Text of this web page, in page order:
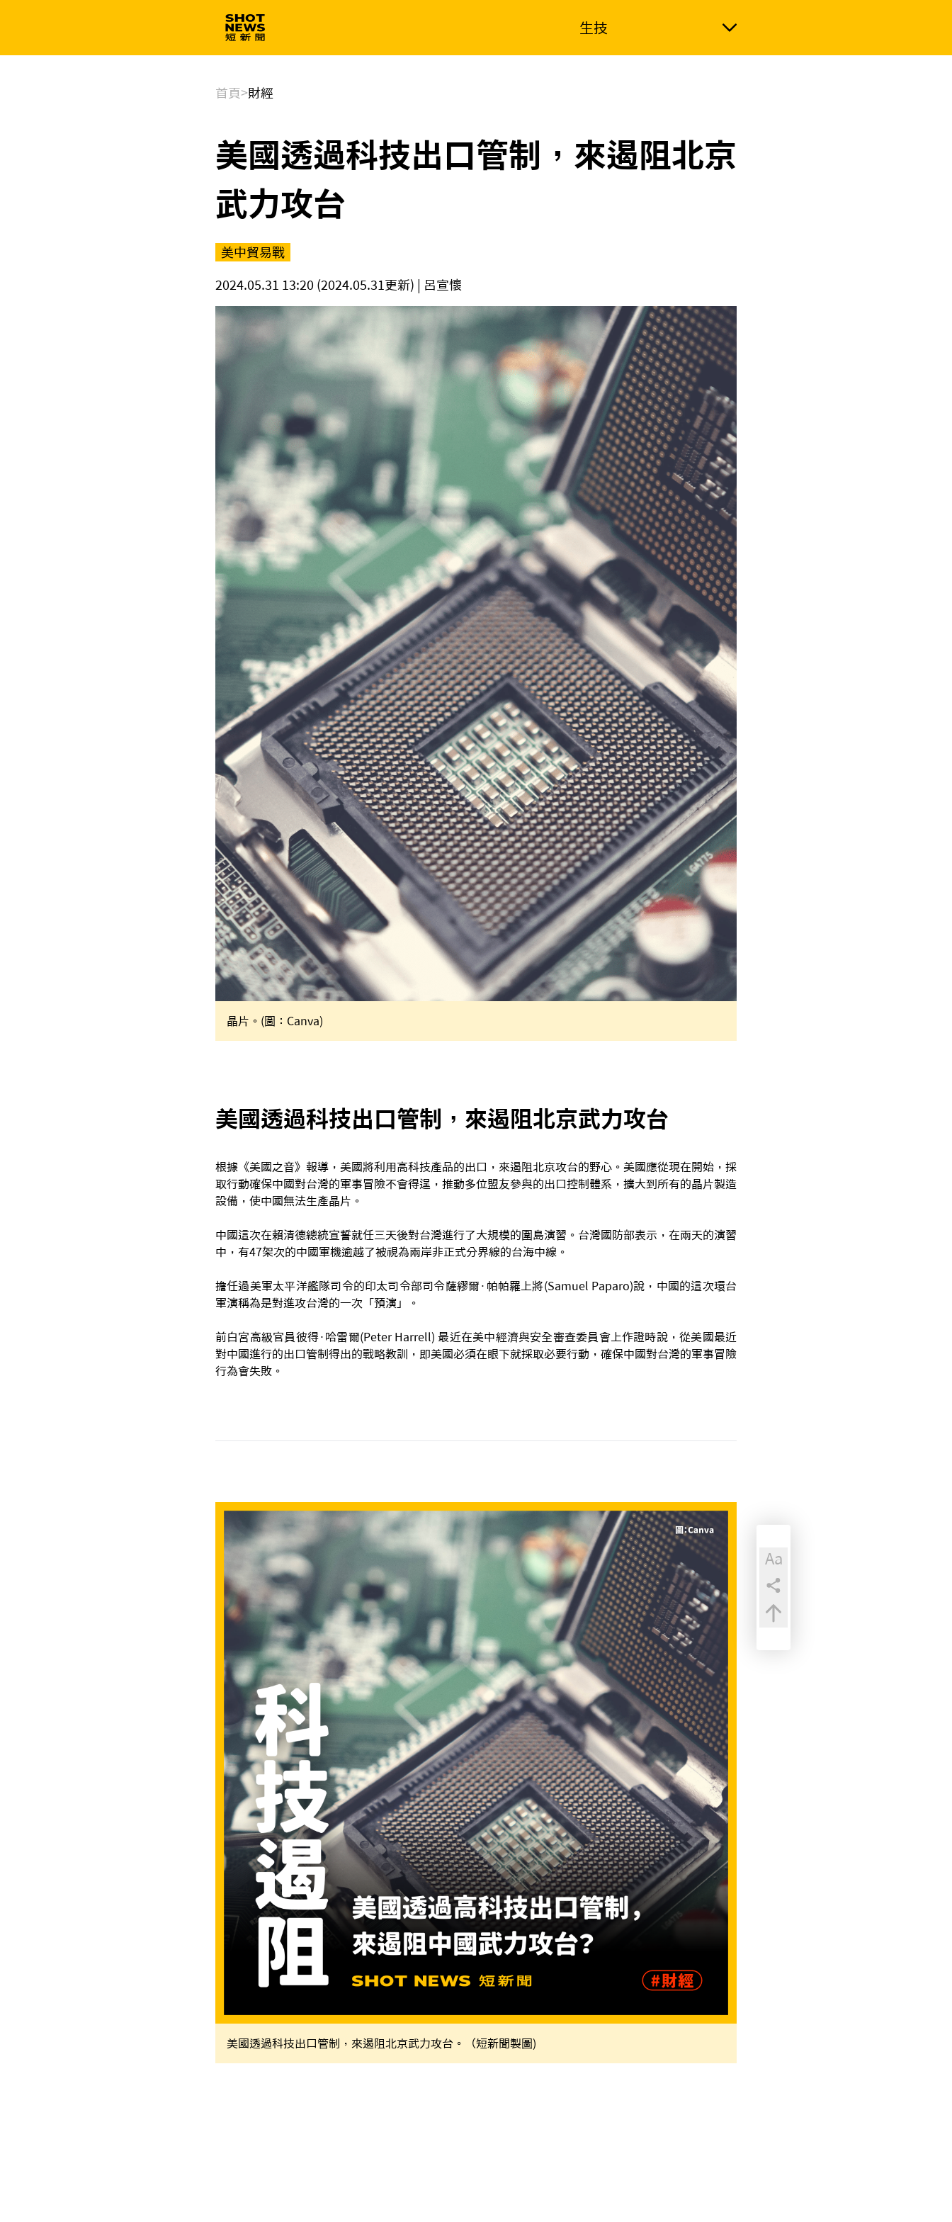
生技
首頁>財經
美國透過科技出口管制，來遏阻北京
武力攻台
美中貿易戰
2024.05.31 13:20 (2024.05.31更新) | 呂宣懷
晶片。(圖：Canva)
美國透過科技出口管制，來遏阻北京武力攻台
根據《美國之音》報導，美國將利用高科技產品的出口，來遏阻北京攻台的野心。美國應從現在開始，採
取行動確保中國對台灣的軍事冒險不會得逞，推動多位盟友參與的出口控制體系，擴大到所有的晶片製造
設備，使中國無法生產晶片。
中國這次在賴清德總統宣誓就任三天後對台灣進行了大規模的圍島演習。台灣國防部表示，在兩天的演習
中，有47架次的中國軍機逾越了被視為兩岸非正式分界線的台海中線。
擔任過美軍太平洋艦隊司令的印太司令部司令薩繆爾·帕帕羅上將(Samuel Paparo)說，中國的這次環台
軍演稱為是對進攻台灣的一次「預演」。
前白宮高級官員彼得·哈雷爾(Peter Harrell) 最近在美中經濟與安全審查委員會上作證時說，從美國最近
對中國進行的出口管制得出的戰略教訓，即美國必須在眼下就採取必要行動，確保中國對台灣的軍事冒險
行為會失敗。
美國透過科技出口管制，來遏阻北京武力攻台。（短新聞製圖)
Aa